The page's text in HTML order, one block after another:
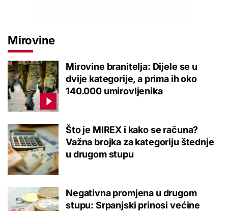
Mirovine
Mirovine branitelja: Dijele se u
dvije kategorije, a prima ih oko
140.000 umirovljenika
Što je MIREX i kako se računa?
Važna brojka za kategoriju štednje
u drugom stupu
Negativna promjena u drugom
stupu: Srpanjski prinosi većine